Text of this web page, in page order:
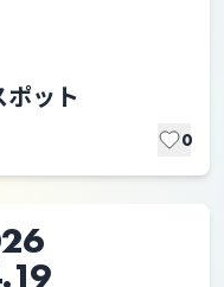
ット
0